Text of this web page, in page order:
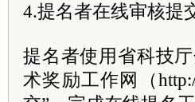
4.提名者在线审核提
提名者使用省科技
术奖励工作网（